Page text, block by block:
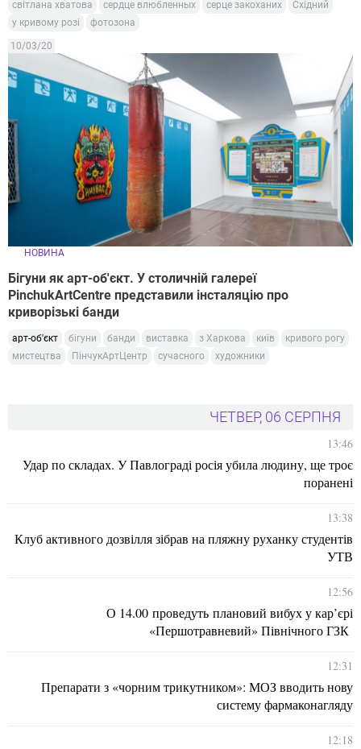
світлана хватова сердце влюбленных серце закоханих
Східний
у кривому розі
фотозона
10/03/20
НОВИНА
Бігуни як арт-об'єкт. У столичній галереї
PinchukArtCentre представили інсталяцію про
криворізькі банди
арт-об'єкт бігуни банди виставка з Харкова київ
кривого рогу
мистецтва
ПінчукАртЦентр сучасного художники
ЧЕТВЕР, 06 СЕРПНЯ
13:46
Удар по складах. У Павлограді росія убила людину, ще троє
поранені
13:38
Клуб активного дозвілля зібрав на пляжну руханку студентів
УТВ
12:56
О 14.00 проведуть плановий вибух у кар’єрі
«Першотравневий» Північного ГЗК
12:31
Препарати з «чорним трикутником»: МОЗ вводить нову
систему фармаконагляду
12:18